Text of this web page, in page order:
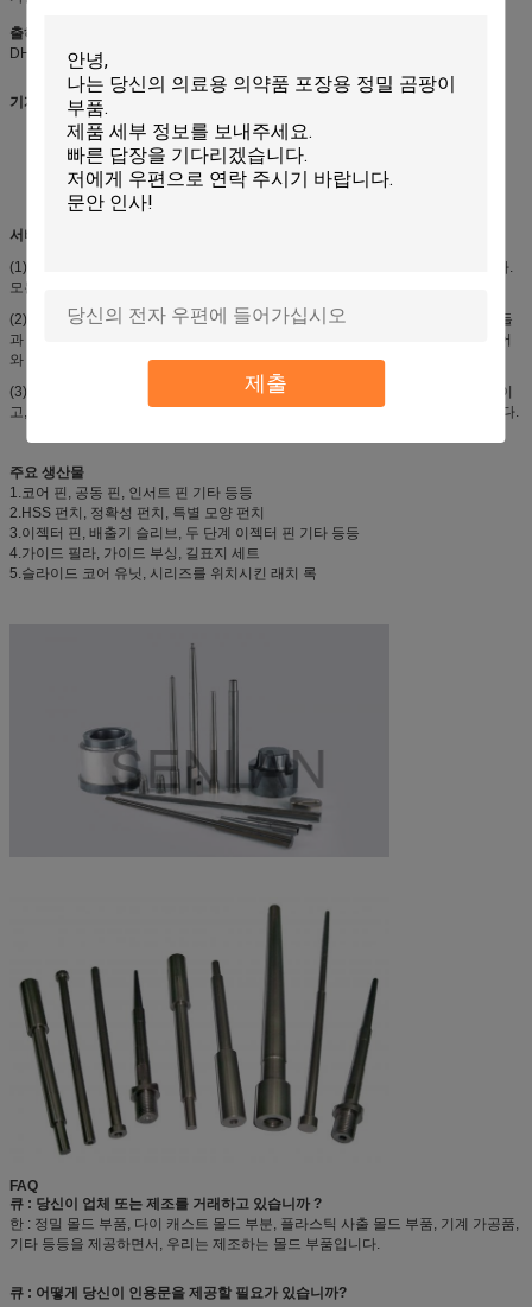
제출
출하 방식
DHL, TNT, 페덱스는 이용 가능합니다
기계와 장비
CNC 복합 공작 기계 ; CNC 제분기, CNC 선반 기계
소딕 EDM, 소딕 위르-컷팅
OD 연마, ＩＤ 연삭, 표면 연마기
서비스
(1) 팀 워크-위는 엔지니어들, 프로그래머들, QC, 영업과 경영 팀을 경험했습니다.
모든 멤버는 잘 고객들의 주문을 이행하기 위해 굳게 연결됩니다.
(2) 스킬-위 유지 기술은 트레이닝 매달을 탐구합니다 . 엔지니어들, 프로그래머들
과 근로자들은 끊임없이 기계가공 기술을 향상시키기 위해 함께 새로운 아이디어
와 기술을 공유합니다.
(3) 우수한 커뮤니케이션 - 매각 멤버들은 영어인 채 말하고 사전에 대비한 변수이
고, 기계가공에 대해 잘 압니다, 당신이 원하는 것 그들이 쉽게 이해할 수 있습니다.
주요 생산물
1.코어 핀, 공동 핀, 인서트 핀 기타 등등
2.HSS 펀치, 정확성 펀치, 특별 모양 펀치
3.이젝터 핀, 배출기 슬리브, 두 단계 이젝터 핀 기타 등등
4.가이드 필라, 가이드 부싱, 길표지 세트
5.슬라이드 코어 유닛, 시리즈를 위치시킨 래치 록
FAQ
큐 : 당신이 업체 또는 제조를 거래하고 있습니까 ?
한 : 정밀 몰드 부품, 다이 캐스트 몰드 부분, 플라스틱 사출 몰드 부품, 기계 가공품,
기타 등등을 제공하면서, 우리는 제조하는 몰드 부품입니다.
큐 : 어떻게 당신이 인용문을 제공할 필요가 있습니까?